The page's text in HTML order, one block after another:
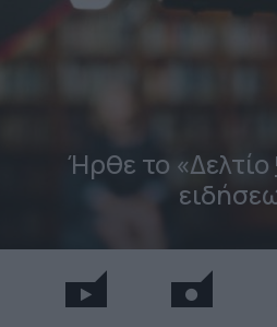
Ήρθε το «Δελτίο